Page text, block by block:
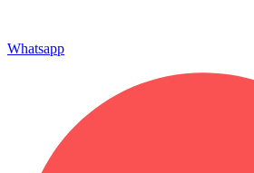
Whatsapp